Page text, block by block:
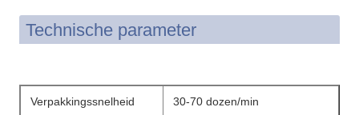
Technische parameter
Verpakkingssnelheid 30-70 dozen/min